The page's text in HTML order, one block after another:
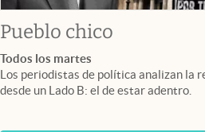
Pueblo chico
Todos los martes
Los periodistas de política analizan la
desde un Lado B: el de estar adentro.